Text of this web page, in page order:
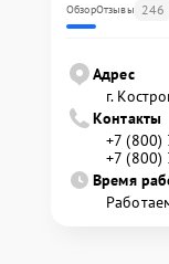
ОбзорОтзывы 246
Адрес
г.
Контакты
+7
+7
Время